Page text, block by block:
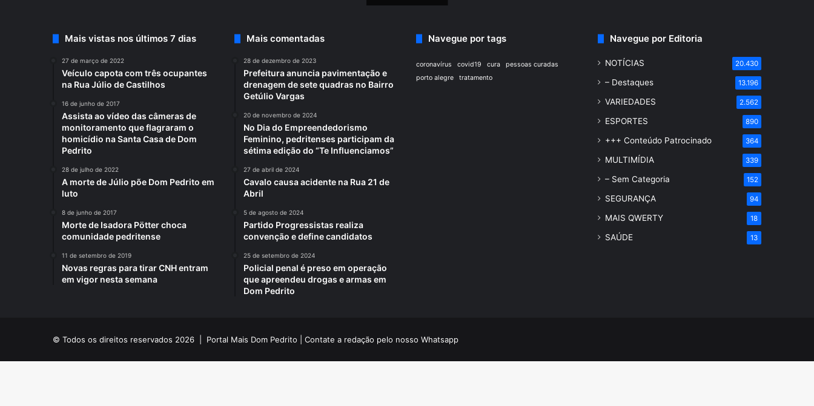
Mais vistas nos últimos 7 dias
27 de março de 2022
Veículo capota com três ocupantes
na Rua Júlio de Castilhos
16 de junho de 2017
Assista ao vídeo das câmeras de
monitoramento que flagraram o
homicídio na Santa Casa de Dom
Pedrito
28 de julho de 2022
A morte de Júlio põe Dom Pedrito em
luto
8 de junho de 2017
Morte de Isadora Pötter choca
comunidade pedritense
11 de setembro de 2019
Novas regras para tirar CNH entram
em vigor nesta semana
Mais comentadas
28 de dezembro de 2023
Prefeitura anuncia pavimentação e
drenagem de sete quadras no Bairro
Getúlio Vargas
20 de novembro de 2024
No Dia do Empreendedorismo
Feminino, pedritenses participam da
sétima edição do “Te Influenciamos”
27 de abril de 2024
Cavalo causa acidente na Rua 21 de
Abril
5 de agosto de 2024
Partido Progressistas realiza
convenção e define candidatos
25 de setembro de 2024
Policial penal é preso em operação
que apreendeu drogas e armas em
Dom Pedrito
Navegue por tags
coronavírus covid19 cura
pessoas curadas
porto alegre
tratamento
Navegue por Editoria
NOTÍCIAS 20.430
– Destaques 13.196
VARIEDADES 2.562
ESPORTES 890
+++ Conteúdo Patrocinado 364
MULTIMÍDIA 339
– Sem Categoria 152
SEGURANÇA 94
MAIS QWERTY 18
SAÚDE 13
© Todos os direitos reservados 2026 | Portal Mais Dom Pedrito | Contate a redação pelo nosso Whatsapp